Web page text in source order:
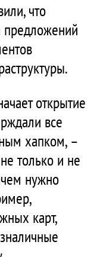
что
предложений
открытие
все
хапком, –
только и не
нужно
карт,